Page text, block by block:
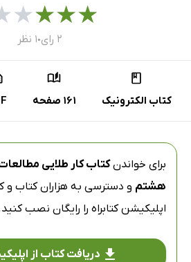
★
★
★
★
۲ رای ● ۱ نظر
کتاب الکترونیک 161 صفحه
برای خواندنکتاب کار طلایی
هشتم و دسترسی به هزاران کتاب و
اپلیکیشن کتابراه را رایگان نصب
دریافت کتاب از